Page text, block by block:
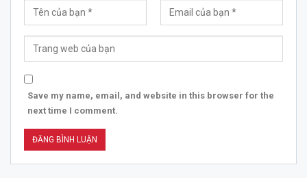
Save my name, email, and website in this browser for the
next time I comment.